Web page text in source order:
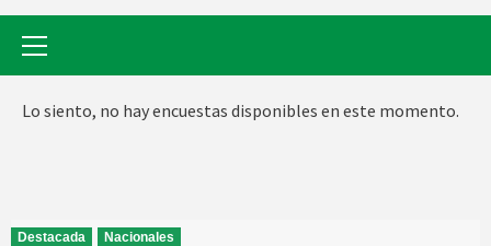
Lo siento, no hay encuestas disponibles en este momento.
Destacada Nacionales